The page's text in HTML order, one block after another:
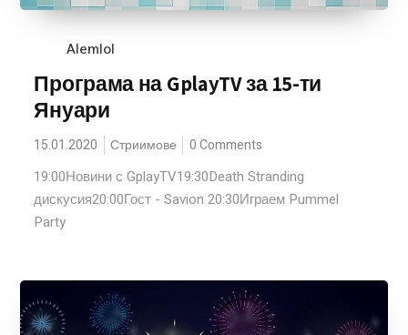
Alemlol
Програма на GplayTV за 15-ти
Януари
15.01.2020 Стриимове 0 Comments
19:00Новини с GplayTV19:30Death Stranding
дискусия20:00Гост - Savion 20:30Играем Pummel
Party